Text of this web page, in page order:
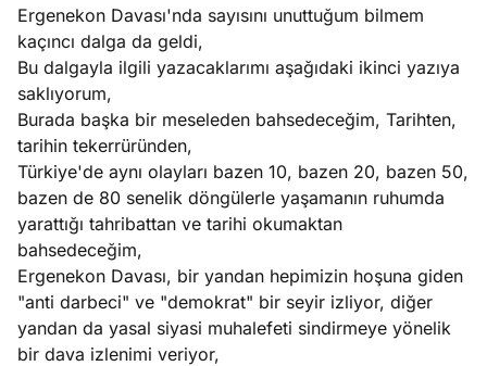
yasalar
Ağustos
5, 2026
stok
caiz
Köşe
Yazıları
Spor
Yazıları
Ergenekon Davası'nda sayısını unuttuğum bilmem
kaçıncı dalga da geldi,
Bu dalgayla ilgili yazacaklarımı aşağıdaki ikinci yazıya
saklıyorum,
Burada başka bir meseleden bahsedeceğim, Tarihten,
tarihin tekerrüründen,
Türkiye'de aynı olayları bazen 10, bazen 20, bazen 50,
bazen de 80 senelik döngülerle yaşamanın ruhumda
yarattığı tahribattan ve tarihi okumaktan
bahsedeceğim,
Ergenekon Davası, bir yandan hepimizin hoşuna giden
"anti darbeci" ve "demokrat" bir seyir izliyor, diğer
yandan da yasal siyasi muhalefeti sindirmeye yönelik
bir dava izlenimi veriyor,